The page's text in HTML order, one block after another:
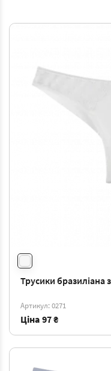
Трусики бразиліана
Артикул: 0271
Ціна 97 ₴
M - 103 ₴ L - 108 ₴
XL 113 ₴